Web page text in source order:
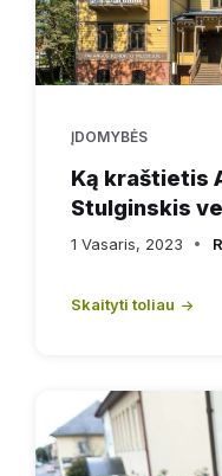
ĮDOMYBĖS
Ką kraštietis
Stulginskis
1 Vasaris, 2023
Skaityti toliau